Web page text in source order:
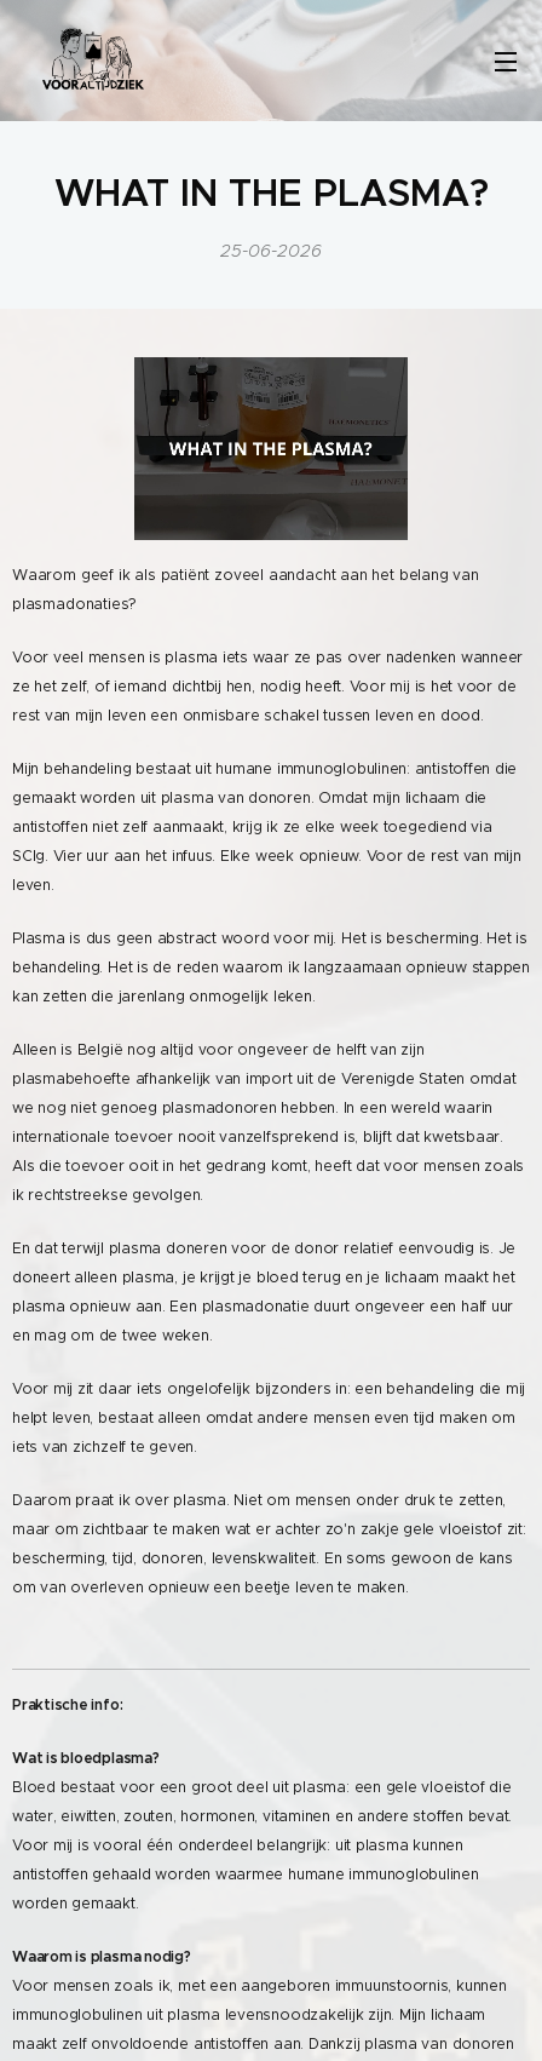
WHAT IN THE PLASMA?
25-06-2026
Waarom geef ik als patiënt zoveel aandacht aan het belang van
plasmadonaties?
Voor veel mensen is plasma iets waar ze pas over nadenken wanneer
ze het zelf, of iemand dichtbij hen, nodig heeft. Voor mij is het voor de
rest van mijn leven een onmisbare schakel tussen leven en dood.
Mijn behandeling bestaat uit humane immunoglobulinen: antistoffen die
gemaakt worden uit plasma van donoren. Omdat mijn lichaam die
antistoffen niet zelf aanmaakt, krijg ik ze elke week toegediend via
SCIg. Vier uur aan het infuus. Elke week opnieuw. Voor de rest van mijn
leven.
Plasma is dus geen abstract woord voor mij. Het is bescherming. Het is
behandeling. Het is de reden waarom ik langzaamaan opnieuw stappen
kan zetten die jarenlang onmogelijk leken.
Alleen is België nog altijd voor ongeveer de helft van zijn
plasmabehoefte afhankelijk van import uit de Verenigde Staten omdat
we nog niet genoeg plasmadonoren hebben. In een wereld waarin
internationale toevoer nooit vanzelfsprekend is, blijft dat kwetsbaar.
Als die toevoer ooit in het gedrang komt, heeft dat voor mensen zoals
ik rechtstreekse gevolgen.
En dat terwijl plasma doneren voor de donor relatief eenvoudig is. Je
doneert alleen plasma, je krijgt je bloed terug en je lichaam maakt het
plasma opnieuw aan. Een plasmadonatie duurt ongeveer een half uur
en mag om de twee weken.
Voor mij zit daar iets ongelofelijk bijzonders in: een behandeling die mij
helpt leven, bestaat alleen omdat andere mensen even tijd maken om
iets van zichzelf te geven.
Daarom praat ik over plasma. Niet om mensen onder druk te zetten,
maar om zichtbaar te maken wat er achter zo'n zakje gele vloeistof zit:
bescherming, tijd, donoren, levenskwaliteit. En soms gewoon de kans
om van overleven opnieuw een beetje leven te maken.
Praktische info:
Wat is bloedplasma?
Bloed bestaat voor een groot deel uit plasma: een gele vloeistof die
water, eiwitten, zouten, hormonen, vitaminen en andere stoffen bevat.
Voor mij is vooral één onderdeel belangrijk: uit plasma kunnen
antistoffen gehaald worden waarmee humane immunoglobulinen
worden gemaakt.
Waarom is plasma nodig?
Voor mensen zoals ik, met een aangeboren immuunstoornis, kunnen
immunoglobulinen uit plasma levensnoodzakelijk zijn. Mijn lichaam
maakt zelf onvoldoende antistoffen aan. Dankzij plasma van donoren